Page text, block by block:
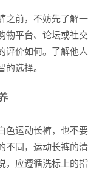
之前，不妨先了解
物平台、论坛或社
评价如何。了解他人
的选择。
色运动长裤，也不
不同，运动长裤的
，应遵循洗标上的